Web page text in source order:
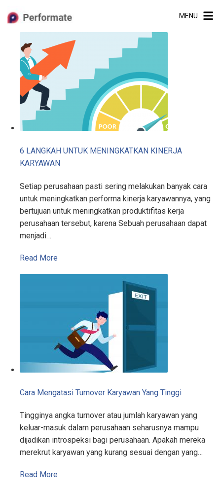
content
MENU
6 LANGKAH UNTUK MENINGKATKAN KINERJA
KARYAWAN
Setiap perusahaan pasti sering melakukan banyak cara
untuk meningkatkan performa kinerja karyawannya, yang
bertujuan untuk meningkatkan produktifitas kerja
perusahaan tersebut, karena Sebuah perusahaan dapat
menjadi…
Read More
Cara Mengatasi Turnover Karyawan Yang Tinggi
Tingginya angka turnover atau jumlah karyawan yang
keluar-masuk dalam perusahaan seharusnya mampu
dijadikan introspeksi bagi perusahaan. Apakah mereka
merekrut karyawan yang kurang sesuai dengan yang…
Read More